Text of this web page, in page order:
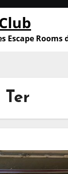
Escape Rooms
Ter